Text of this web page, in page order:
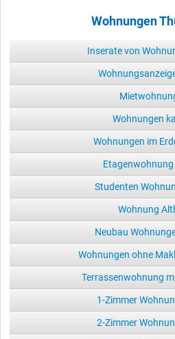
Wohnungen
Inserate von
Wohnungen
Wohnungen im
Etagenwohnung
Studenten
Wohnung
Neubau
Wohnungen ohne
Terrassenwohnung
1-Zimmer
2-Zimmer